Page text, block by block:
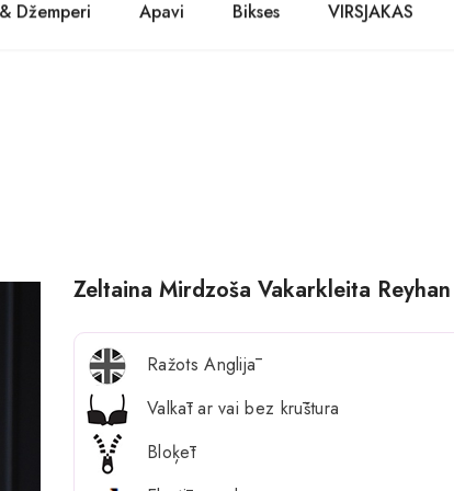
PASŪTĪT TŪLĪT! Prece tiks piegādāta 1-3 dienu laikā.
Džemperi Apavi Bikses VIRSJAKAS
Zeltaina Mirdzoša Vakarkleita Reyhan
Ražots Anglijā
Valkāt ar vai bez krūštura
Bloķēt